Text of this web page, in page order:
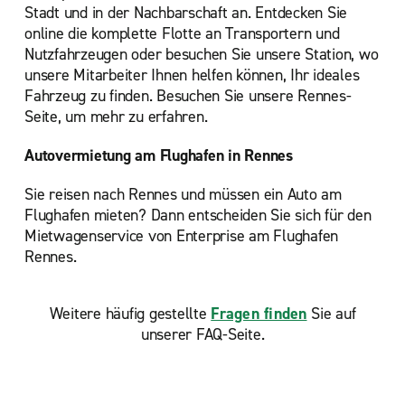
Stadt und in der Nachbarschaft an. Entdecken Sie
online die komplette Flotte an Transportern und
Nutzfahrzeugen oder besuchen Sie unsere Station, wo
unsere Mitarbeiter Ihnen helfen können, Ihr ideales
Fahrzeug zu finden. Besuchen Sie unsere Rennes-
Seite, um mehr zu erfahren.
Autovermietung am Flughafen in Rennes
Sie reisen nach Rennes und müssen ein Auto am
Flughafen mieten? Dann entscheiden Sie sich für den
Mietwagenservice von Enterprise am Flughafen
Rennes.
Weitere häufig gestellte Fragen finden Sie auf
unserer FAQ-Seite.